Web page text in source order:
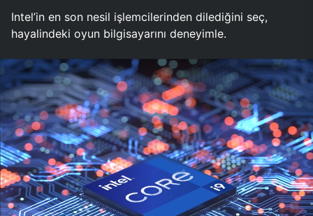
Intel’in en son nesil işlemcilerinden dilediğini seç,
hayalindeki oyun bilgisayarını deneyimle.